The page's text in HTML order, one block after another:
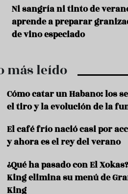
Ni sangría ni tinto de
aprende a preparar
de vino especiado
más leído
Cómo catar un Habano: los
el tiro y la evolución de la
El café frío nació casi por
y ahora es el rey del verano
¿Qué ha pasado con El
King elimina su menú de
King